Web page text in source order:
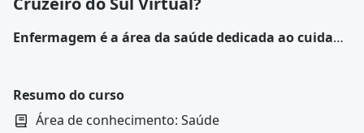
Enfermagem é a área da saúde dedicada ao cuidado
doenças.
Resumo do curso
Área de conhecimento: Saúde